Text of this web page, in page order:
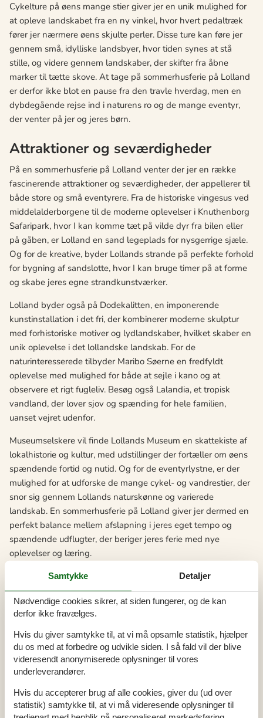
Cykelture på øens mange stier giver jer en unik mulighed for
at opleve landskabet fra en ny vinkel, hvor hvert pedaltræk
fører jer nærmere øens skjulte perler. Disse ture kan føre jer
gennem små, idylliske landsbyer, hvor tiden synes at stå
stille, og videre gennem landskaber, der skifter fra åbne
marker til tætte skove. At tage på sommerhusferie på Lolland
er derfor ikke blot en pause fra den travle hverdag, men en
dybdegående rejse ind i naturens ro og de mange eventyr,
der venter på jer og jeres børn.
Attraktioner og seværdigheder
På en sommerhusferie på Lolland venter der jer en række
fascinerende attraktioner og seværdigheder, der appellerer til
både store og små eventyrere. Fra de historiske vingesus ved
middelalderborgene til de moderne oplevelser i Knuthenborg
Safaripark, hvor I kan komme tæt på vilde dyr fra bilen eller
på gåben, er Lolland en sand legeplads for nysgerrige sjæle.
Og for de kreative, byder Lollands strande på perfekte forhold
for bygning af sandslotte, hvor I kan bruge timer på at forme
og skabe jeres egne strandkunstværker.
Lolland byder også på Dodekalitten, en imponerende
kunstinstallation i det fri, der kombinerer moderne skulptur
med forhistoriske motiver og lydlandskaber, hvilket skaber en
unik oplevelse i det lollandske landskab. For de
naturinteresserede tilbyder Maribo Søerne en fredfyldt
oplevelse med mulighed for både at sejle i kano og at
observere et rigt fugleliv. Besøg også Lalandia, et tropisk
vandland, der lover sjov og spænding for hele familien,
uanset vejret udenfor.
Museumselskere vil finde Lollands Museum en skattekiste af
lokalhistorie og kultur, med udstillinger der fortæller om øens
spændende fortid og nutid. Og for de eventyrlystne, er der
mulighed for at udforske de mange cykel- og vandrestier, der
snor sig gennem Lollands naturskønne og varierede
landskab. En sommerhusferie på Lolland giver jer dermed en
perfekt balance mellem afslapning i jeres eget tempo og
spændende udflugter, der beriger jeres ferie med nye
oplevelser og læring.
Her er et udvalg af de spændende oplevelser, der venter på
Lolland:
Knuthenborg Safaripark - Nordens største safaripark, hvor I
direkte fra bilen eller på gåben for en nærmere oplevelse.
Dodekalitten - Et kunstprojekt bestående af store
stenskulpturer og lydinstallationer, der sammen skaber en
unik kombination af natur, kunst og historie.
Maribo Søerne - Tilbyder bådture og kanooplevelser på de
Samtykke Detaljer
Nødvendige cookies sikrer, at siden fungerer, og de kan
derfor ikke fravælges.
Hvis du giver samtykke til, at vi må opsamle statistik, hjælper
du os med at forbedre og udvikle siden. I så fald vil der blive
videresendt anonymiserede oplysninger til vores
underleverandører.
Hvis du accepterer brug af alle cookies, giver du (ud over
statistik) samtykke til, at vi må videresende oplysninger til